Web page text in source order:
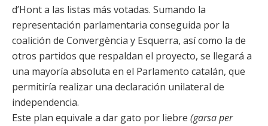
d’Hont a las listas más votadas. Sumando la
representación parlamentaria conseguida por la
coalición de Convergència y Esquerra, así como la de
otros partidos que respaldan el proyecto, se llegará a
una mayoría absoluta en el Parlamento catalán, que
permitiría realizar una declaración unilateral de
independencia.
Este plan equivale a dar gato por liebre (garsa per